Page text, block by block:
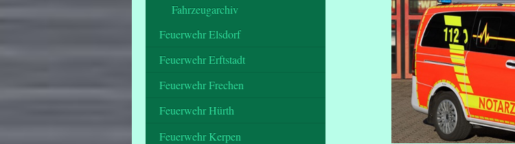
Fahrzeugarchiv
Feuerwehr Elsdorf
Feuerwehr Erftstadt
Feuerwehr Frechen
Feuerwehr Hürth
Feuerwehr Kerpen